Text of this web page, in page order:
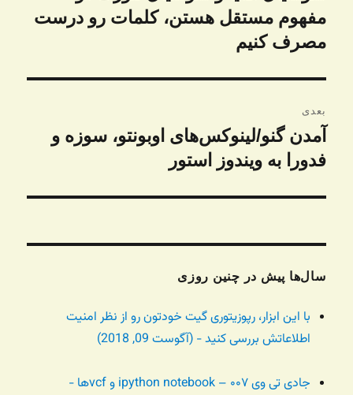
قبلی:
مفهوم مستقل هستن، کلمات رو درست
مصرف کنیم
بعدی
نوشته
بعدی:
آمدن گنو/لینوکس‌های اوبونتو، سوزه و
فدورا به ویندوز استور
سال‌ها پیش در چنین روزی
با این ابزار، رپوزیتوری گیت خودتون رو از نظر امنیت
اطلاعاتش بررسی کنید - (آگوست 09, 2018)
جادی تی وی ۰۰۷ – ipython notebook و vcfها -